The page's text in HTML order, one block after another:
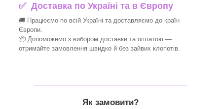
✅Доставка по Україні та в Європу
🚚 Працюємо по всій Україні та доставляємо до країн
Європи.
📦 Допоможемо з вибором доставки та оплатою —
отримайте замовлення швидко й без зайвих клопотів.
Як замовити?